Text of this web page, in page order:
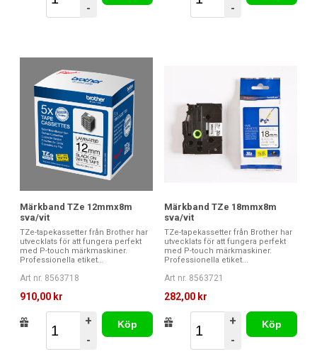
-
-
Märkband TZe 12mmx8m
sva/vit
TZe-tapekassetter från Brother har
utvecklats för att fungera perfekt
med P-touch märkmaskiner.
Professionella etiket...
Art nr. 8563718
910,00 kr
+
-
Köp
Märkband TZe 18mmx8m
sva/vit
TZe-tapekassetter från Brother har
utvecklats för att fungera perfekt
med P-touch märkmaskiner.
Professionella etiket...
Art nr. 8563721
282,00 kr
+
-
Köp